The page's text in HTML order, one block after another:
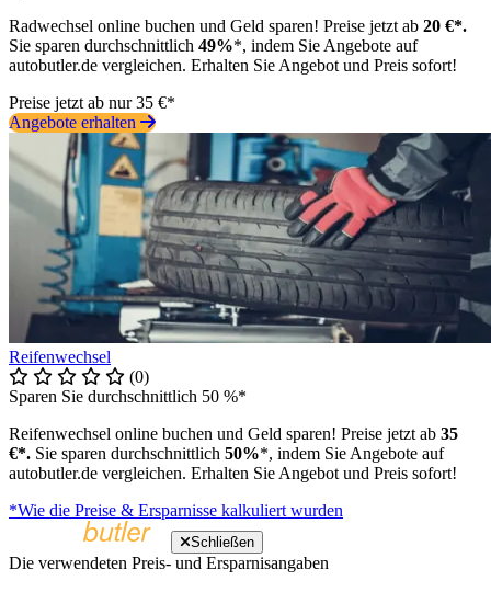
Radwechsel online buchen und Geld sparen! Preise jetzt ab 20 €*.
Sie sparen durchschnittlich 49%*, indem Sie Angebote auf
autobutler.de vergleichen. Erhalten Sie Angebot und Preis sofort!
Preise jetzt ab nur 35 €*
Angebote erhalten
Reifenwechsel
(0)
Sparen Sie durchschnittlich 50 %*
Reifenwechsel online buchen und Geld sparen! Preise jetzt ab 35
€*. Sie sparen durchschnittlich 50%*, indem Sie Angebote auf
autobutler.de vergleichen. Erhalten Sie Angebot und Preis sofort!
*Wie die Preise & Ersparnisse kalkuliert wurden
Schließen
Die verwendeten Preis- und Ersparnisangaben